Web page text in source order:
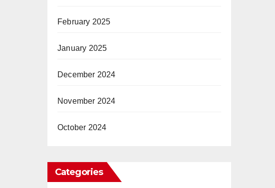
February 2025
January 2025
December 2024
November 2024
October 2024
Categories